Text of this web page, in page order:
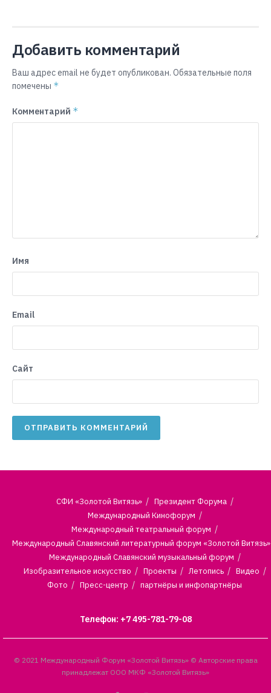
Добавить комментарий
Ваш адрес email не будет опубликован. Обязательные поля
помечены *
Комментарий *
Имя
Email
Сайт
СФИ «Золотой Витязь»
Президент Форума
Международный Кинофорум
Международный театральный форум
Международный Славянский литературный форум «Золотой Витязь»
Международный Славянский музыкальный форум
Изобразительное искусство
Проекты Летопись
Видео
Фото
Пресс-центр партнёры и инфопартнёры
Телефон: +7 495-781-79-08
© 2021 Международный Форум «Золотой Витязь» © Авторские права
принадлежат ООО МКФ «Золотой Витязь»